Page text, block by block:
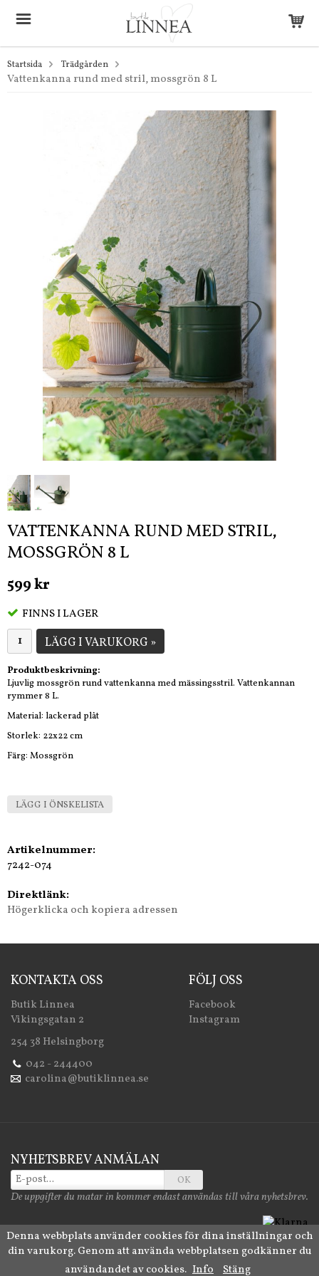
Startsida Trädgården
Vattenkanna rund med stril, mossgrön 8 L
VATTENKANNA RUND MED STRIL,
MOSSGRÖN 8 L
599 kr
FINNS I LAGER
LÄGG I VARUKORG »
Produktbeskrivning:
Ljuvlig mossgrön rund vattenkanna med mässingsstril. Vattenkannan
rymmer 8 L.
Material: lackerad plåt
Storlek: 22x22 cm
Färg: Mossgrön
LÄGG I ÖNSKELISTA
Artikelnummer:
7242-074
Direktlänk:
Högerklicka och kopiera adressen
KONTAKTA OSS
Butik Linnea
Vikingsgatan 2
254 38 Helsingborg
042 - 244400
carolina@butiklinnea.se
FÖLJ OSS
Facebook
Instagram
NYHETSBREV ANMÄLAN
OK
De uppgifter du matar in kommer endast användas till våra nyhetsbrev.
Drift & produktion: Wikinggruppen
Denna webbplats använder cookies för dina inställningar och
din varukorg. Genom att använda webbplatsen godkänner du
användandet av cookies. Info Stäng